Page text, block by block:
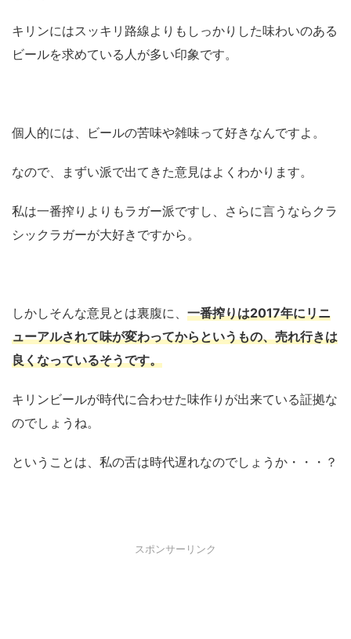
キリンにはスッキリ路線よりもしっかりした味わいのある
ビールを求めている人が多い印象です。
個人的には、ビールの苦味や雑味って好きなんですよ。
なので、まずい派で出てきた意見はよくわかります。
私は一番搾りよりもラガー派ですし、さらに言うならクラ
シックラガーが大好きですから。
しかしそんな意見とは裏腹に、 一番搾りは2017年にリニ
ューアルされて味が変わってからというもの、売れ行きは
良くなっているそうです。
キリンビールが時代に合わせた味作りが出来ている証拠な
のでしょうね。
ということは、私の舌は時代遅れなのでしょうか・・・？
スポンサーリンク